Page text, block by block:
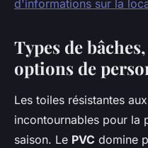
d'informations sur la
Types de
options de
Les toiles résistantes
incontournables pour la
saison. Le PVC domine